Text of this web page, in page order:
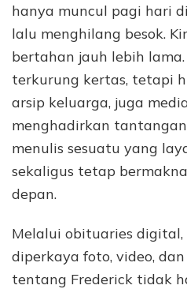
hanya muncul pagi hari
lalu menghilang besok.
bertahan jauh lebih
terkurung kertas, tetapi
arsip keluarga, juga
menghadirkan
menulis sesuatu yang
sekaligus tetap
depan.
Melalui obituaries
diperkaya foto, video,
tentang Frederick tidak